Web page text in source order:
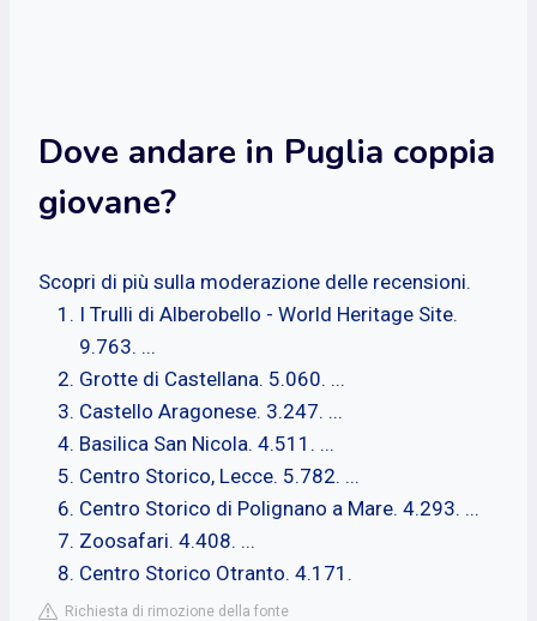
Dove andare in Puglia coppia
giovane?
Scopri di più sulla moderazione delle recensioni.
I Trulli di Alberobello - World Heritage Site.
9.763. ...
Grotte di Castellana. 5.060. ...
Castello Aragonese. 3.247. ...
Basilica San Nicola. 4.511. ...
Centro Storico, Lecce. 5.782. ...
Centro Storico di Polignano a Mare. 4.293. ...
Zoosafari. 4.408. ...
Centro Storico Otranto. 4.171.
Richiesta di rimozione della fonte